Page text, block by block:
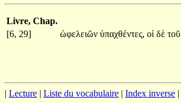
Livre, Chap.
[6, 29]
ὠφελειῶν ὑπαχθέντες, οἱ δὲ τοῦ
| Lecture | Liste du vocabulaire | Index inverse |